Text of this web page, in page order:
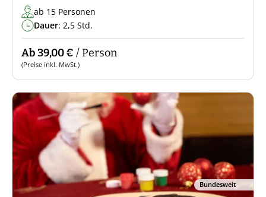
ab 15 Personen
Dauer: 2,5 Std.
Ab 39,00 € / Person
(Preise inkl. MwSt.)
Bundesweit